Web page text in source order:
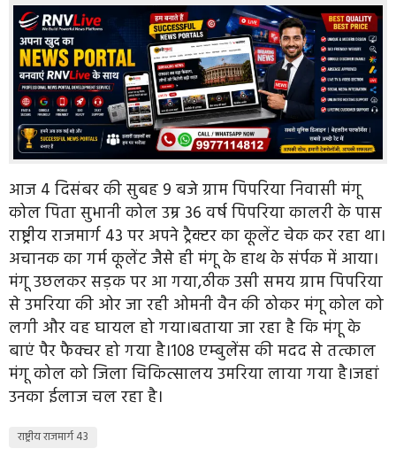
आज 4 दिसंबर की सुबह 9 बजे ग्राम पिपरिया निवासी मंगू
कोल पिता सुभानी कोल उम्र 36 वर्ष पिपरिया कालरी के पास
राष्ट्रीय राजमार्ग 43 पर अपने ट्रैक्टर का कूलेंट चेक कर रहा था।
अचानक का गर्म कूलेंट जैसे ही मंगू के हाथ के संर्पक में आया।
मंगू उछलकर सड़क पर आ गया,ठीक उसी समय ग्राम पिपरिया
से उमरिया की ओर जा रही ओमनी वैन की ठोकर मंगू कोल को
लगी और वह घायल हो गया।बताया जा रहा है कि मंगू के
बाएं पैर फैक्चर हो गया है।108 एम्बुलेंस की मदद से तत्काल
मंगू कोल को जिला चिकित्सालय उमरिया लाया गया है।जहां
उनका ईलाज चल रहा है।
राष्ट्रीय राजमार्ग 43